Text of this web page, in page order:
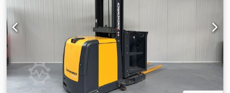
Kapacita: 48 V / 620 Ah Možnosti: - Triplex stožár - FFL -
SPECIÁLNÍ plošina!!!! (D x Š = 2000 x 1400 mm!!) - Vodicí
válečky na bezpečnostních branách – kompletní, jako